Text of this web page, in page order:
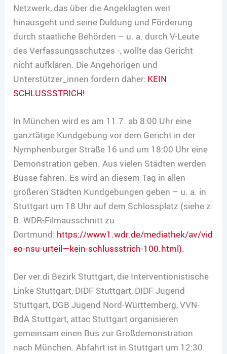
Netzwerk, das über die Angeklagten weit
hinausgeht und seine Duldung und Förderung
durch staatliche Behörden – u. a. durch V-Leute
des Verfassungsschutzes -, wollte das Gericht
nicht aufklären. Die Angehörigen und
Unterstützer_innen fordern daher: KEIN
SCHLUSSSTRICH!
In München wird es am 11.7. ab 8:00 Uhr eine
ganztätige Kundgebung vor dem Gericht in der
Nymphenburger Straße 16 und um 18:00 Uhr eine
Demonstration geben. Aus vielen Städten werden
Busse fahren. Es wird an diesem Tag in allen
größeren Städten Kundgebungen geben – u. a. in
Stuttgart um 18 Uhr auf dem Schlossplatz (siehe z.
B. WDR-Filmausschnitt zu
Dortmund: https://www1.wdr.de/mediathek/av/vid
eo-nsu-urteil—kein-schlussstrich-100.html).
Der ver.di Bezirk Stuttgart, die Interventionistische
Linke Stuttgart, DIDF Stuttgart, DIDF Jugend
Stuttgart, DGB Jugend Nord-Württemberg, VVN-
BdA Stuttgart, attac Stuttgart organisieren
gemeinsam einen Bus zur Großdemonstration
nach München. Abfahrt ist in Stuttgart um 12:30